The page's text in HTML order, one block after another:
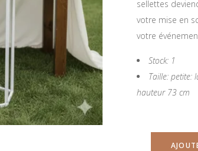
sellettes
votre mise en
votre
Stock: 1
Taille:
hauteur 73 cm